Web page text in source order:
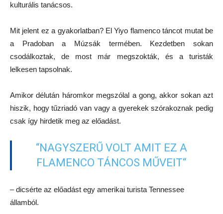
kulturális tanácsos.
Mit jelent ez a gyakorlatban? El Yiyo flamenco táncot mutat be
a Pradoban a Múzsák termében. Kezdetben sokan
csodálkoztak, de most már megszokták, és a turisták
lelkesen tapsolnak.
Amikor délután háromkor megszólal a gong, akkor sokan azt
hiszik, hogy tűzriadó van vagy a gyerekek szórakoznak pedig
csak így hirdetik meg az előadást.
“NAGYSZERŰ VOLT AMIT EZ A
FLAMENCO TÁNCOS MŰVEIT“
– dicsérte az előadást egy amerikai turista Tennessee
államból.